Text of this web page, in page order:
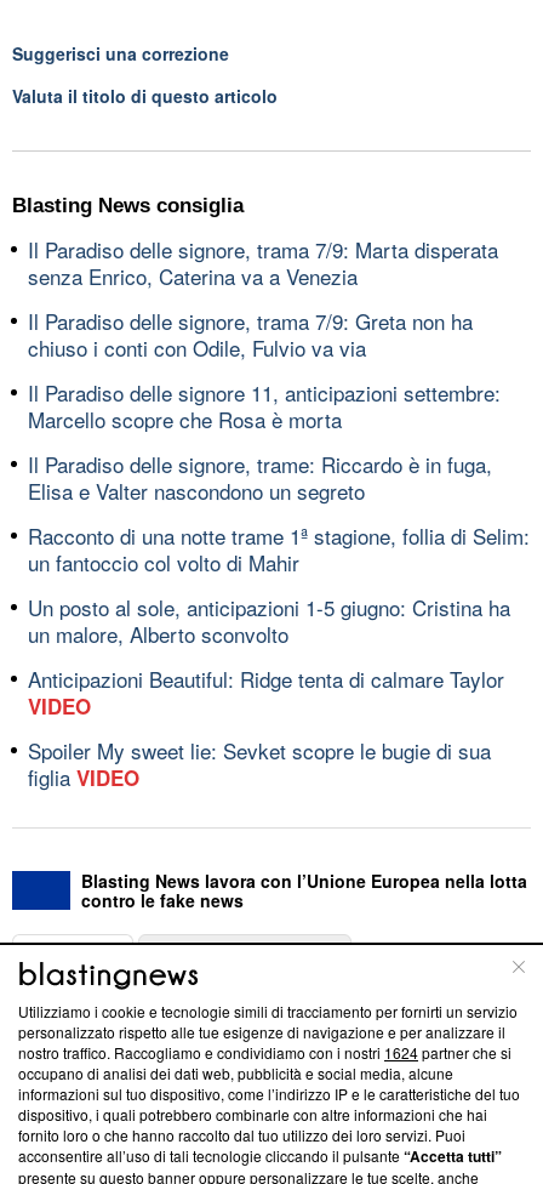
Suggerisci una correzione
Valuta il titolo di questo articolo
Blasting News consiglia
Il Paradiso delle signore, trama 7/9: Marta disperata
senza Enrico, Caterina va a Venezia
Il Paradiso delle signore, trama 7/9: Greta non ha
chiuso i conti con Odile, Fulvio va via
Il Paradiso delle signore 11, anticipazioni settembre:
Marcello scopre che Rosa è morta
Il Paradiso delle signore, trame: Riccardo è in fuga,
Elisa e Valter nascondono un segreto
Racconto di una notte trame 1ª stagione, follia di Selim:
un fantoccio col volto di Mahir
Un posto al sole, anticipazioni 1-5 giugno: Cristina ha
un malore, Alberto sconvolto
Anticipazioni Beautiful: Ridge tenta di calmare Taylor
VIDEO
Spoiler My sweet lie: Sevket scopre le bugie di sua
figlia VIDEO
Blasting News lavora con l’Unione Europea nella lotta
contro le fake news
ABOUT
Questa sezione offre informazioni trasparenti su Blasting
News, sui nostri processi editoriali e su come ci impegniamo a
creare news di qualità. Inoltre, afferma la nostra aderenza a
‘Trust Project - News with Integrity’Blasting News non è
ancora membro del programma, ma ha richiesto di farne
parte; Trust Project non ha ancora effettuato una verifica di
conformità agli standard.
Utilizziamo i cookie e tecnologie simili di tracciamento per fornirti un servizio
personalizzato rispetto alle tue esigenze di navigazione e per analizzare il
nostro traffico. Raccogliamo e condividiamo con i nostri 1624partner che si
occupano di analisi dei dati web, pubblicità e social media, alcune
informazioni sul tuo dispositivo, come l’indirizzo IP e le caratteristiche del tuo
dispositivo, i quali potrebbero combinarle con altre informazioni che hai
fornito loro o che hanno raccolto dal tuo utilizzo dei loro servizi. Puoi
acconsentire all’uso di tali tecnologie cliccando il pulsante“Accetta tutti”
presente su questo banner oppure personalizzare le tue scelte, anche